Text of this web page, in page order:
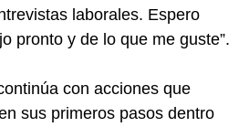
laborales. Espero
pronto y de lo que me guste”.
con acciones que
sus primeros pasos dentro